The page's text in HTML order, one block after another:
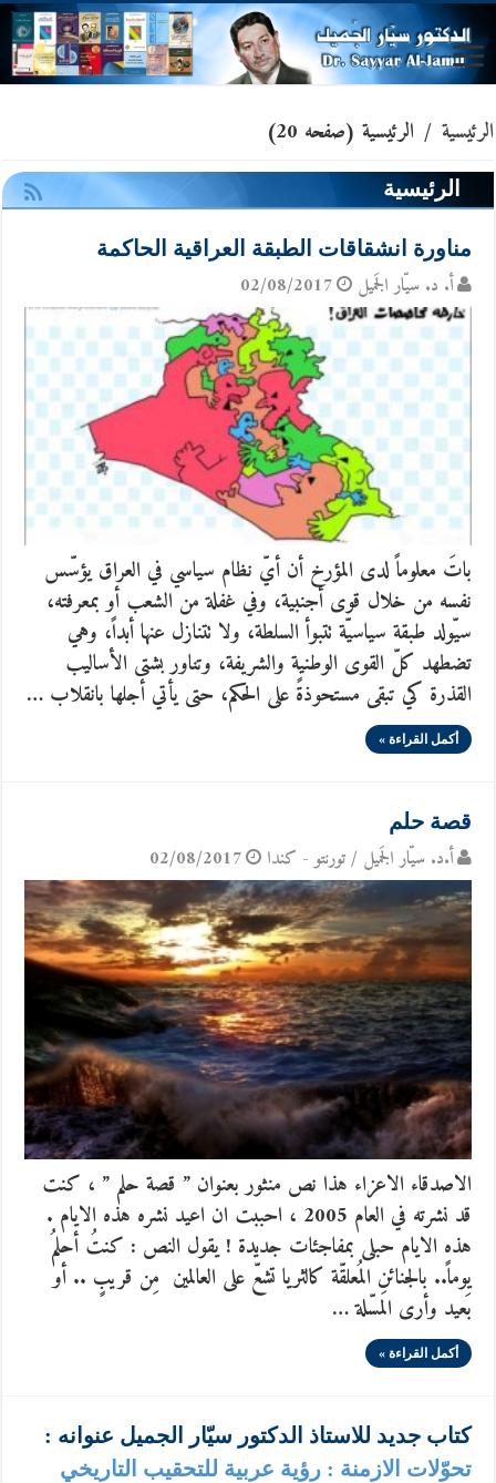
الرئيسية / الرئيسية (صفحه 20)
الرئيسية
مناورة انشقاقات الطبقة العراقية الحاكمة
أ. د. سيّار الجَميل 02/08/2017
باتَ معلوماً لدى المؤرخ أن أيّ نظام سياسي في العراق يؤسّس
نفسه من خلال قوى أجنبية، وفي غفلة من الشعب أو بمعرفته،
سيّولد طبقة سياسيّة تتبوأ السلطة، ولا تتنازل عنها أبداً، وهي
تضطهد كلّ القوى الوطنية والشريفة، وتناور بشتى الأساليب
القذرة كي تبقى مستحوذةً على الحكم، حتى يأتي أجلها بانقلاب …
أكمل القراءة »
قصة حلم
أ.د. سيّار الجَميل / تورنتو - كندا 02/08/2017
الاصدقاء الاعزاء هذا نص منثور بعنوان ” قصة حلم ” ، كنت
قد نشرته في العام 2005 ، احببت ان اعيد نشره هذه الايام .
هذه الايام حبلى بمفاجئات جديدة ! يقول النص : كنتُ أحلمُ
يوماً.. بالجنائنِ المُعلقّة كالثريا تشعّ على العالمين مِن قريبٍ .. أو
بَعيد وأرى المسّلة …
أكمل القراءة »
كتاب جديد للاستاذ الدكتور سيّار الجميل عنوانه :
تحوّلات الازمنة : رؤية عربية للتحقيب التاريخي